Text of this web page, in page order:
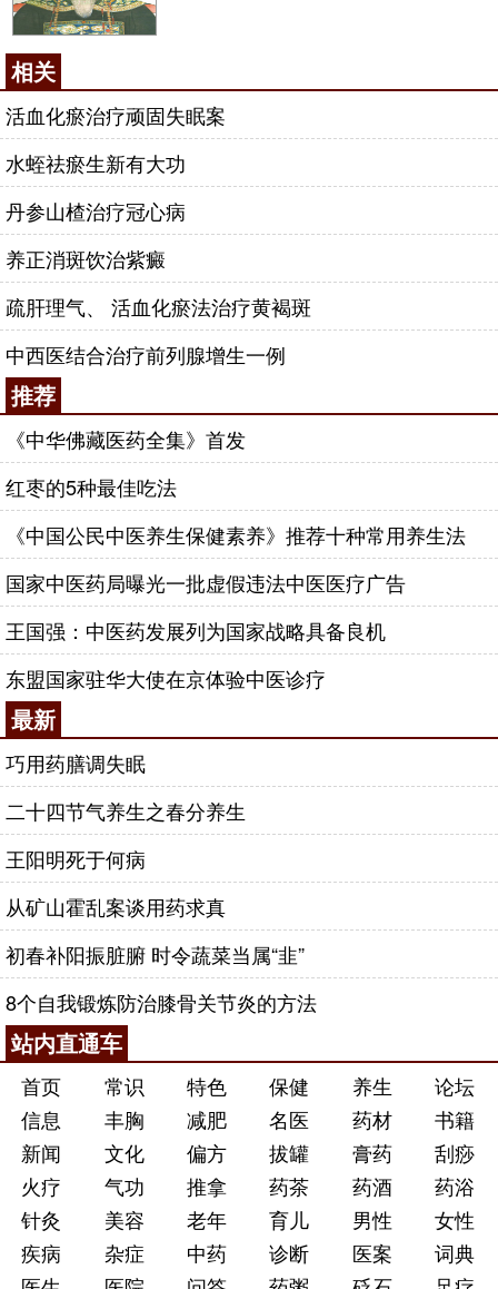
相关
活血化瘀治疗顽固失眠案
水蛭祛瘀生新有大功
丹参山楂治疗冠心病
养正消斑饮治紫癜
疏肝理气、 活血化瘀法治疗黄褐斑
中西医结合治疗前列腺增生一例
推荐
《中华佛藏医药全集》首发
红枣的5种最佳吃法
《中国公民中医养生保健素养》推荐十种常用养生法
国家中医药局曝光一批虚假违法中医医疗广告
王国强：中医药发展列为国家战略具备良机
东盟国家驻华大使在京体验中医诊疗
最新
巧用药膳调失眠
二十四节气养生之春分养生
王阳明死于何病
从矿山霍乱案谈用药求真
初春补阳振脏腑 时令蔬菜当属“韭”
8个自我锻炼防治膝骨关节炎的方法
站内直通车
首页 常识 特色 保健 养生
论坛
信息
丰胸 减肥 名医 药材
书籍
新闻
文化 偏方 拔罐 膏药
刮痧
火疗
气功 推拿 药茶 药酒
药浴
针灸
美容 老年 育儿 男性
女性
疾病
杂症 中药 诊断 医案
词典